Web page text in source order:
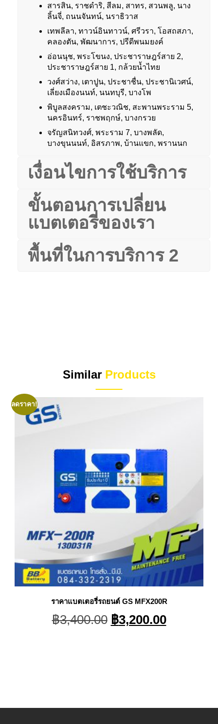
สารสิน, ราชดำริ, สีลม, สาทร, สวนพลู, นาง
ลิ้นจี่, ถนนจันทน์, นราธิวาส
เทพลีลา, ทาวน์อินทาวน์, ศรีวรา, โอสถสภา,
คลองตัน, พัฒนาการ, ปรีดีพนมยงค์
อ่อนนุช, พระโขนง, ประชาราษฎร์สาย 2,
ประชาราษฎร์สาย 1, กล้วยน้ำไทย
วงศ์สว่าง, เตาปูน, ประชาชื่น, ประชานิเวศน์,
เลี่ยงเมืองนนท์, นนทบุรี, บางโพ
พิบูลสงคราม, เตชะวณิช, สะพานพระราม 5,
นครอินทร์, ราชพฤกษ์, บางกรวย
จรัญสนิทวงศ์, พระราม 7, บางพลัด,
บางขุนนนท์, อิสรภาพ, บ้านแขก, พรานนก
เงื่อนไขการใช้บริการ
ขั้นตอนการเปลี่ยน
แบตเตอรี่ของเรา
พื้นที่ในการบริการ 2
Similar Products
ลดราคา!
ราคาแบตเตอรี่รถยนต์ GS MFX200R
฿3,400.00 Original
price
฿3,200.00Current
price